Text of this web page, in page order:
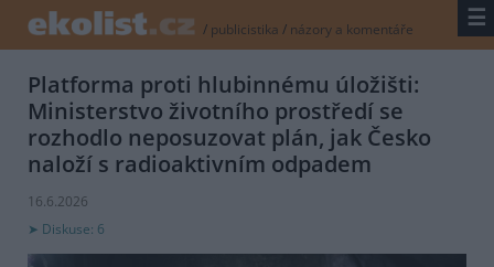
/ publicistika / názory a komentáře ☰
Platforma proti hlubinnému úložišti:
Ministerstvo životního prostředí se
rozhodlo neposuzovat plán, jak Česko
naloží s radioaktivním odpadem
16.6.2026
Diskuse: 6